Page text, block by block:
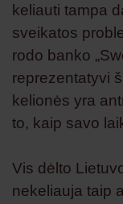
keliauti tampa
sveikatos
rodo banko
reprezentatyvi
kelionės yra
to, kaip savo
Vis dėlto
nekeliauja taip